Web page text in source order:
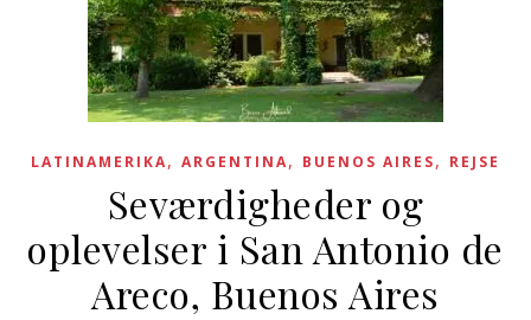
LATINAMERIKA, ARGENTINA, BUENOS AIRES, REJSE
Seværdigheder og
oplevelser i San Antonio de
Areco, Buenos Aires